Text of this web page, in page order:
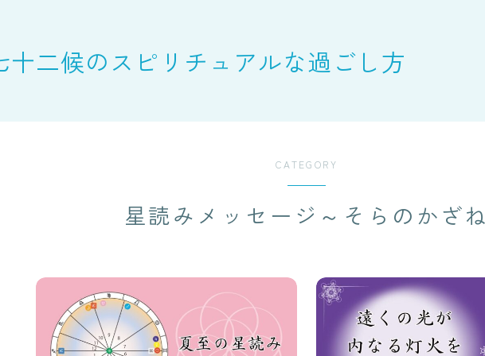
十二候のスピリチュアルな過ごし方
CATEGORY
星読みメッセージ～そらのかざ